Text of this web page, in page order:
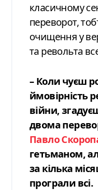
класичному
переворот,
очищення у
та револьта
– Коли чуєш
ймовірність
війни,
двома
Павло
гетьманом,
за кілька
програли всі.